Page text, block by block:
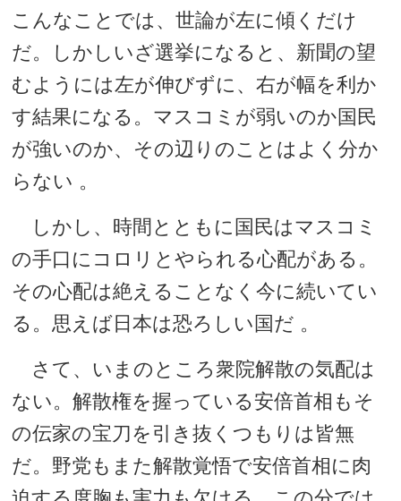
こんなことでは、世論が左に傾くだけ
だ。しかしいざ選挙になると、新聞の望
むようには左が伸びずに、右が幅を利か
す結果になる。マスコミが弱いのか国民
が強いのか、その辺りのことはよく分か
らない 。
しかし、時間とともに国民はマスコミ
の手口にコロリとやられる心配がある。
その心配は絶えることなく今に続いてい
る。思えば日本は恐ろしい国だ 。
さて、いまのところ衆院解散の気配は
ない。解散権を握っている安倍首相もそ
の伝家の宝刀を引き抜くつもりは皆無
だ。野党もまた解散覚悟で安倍首相に肉